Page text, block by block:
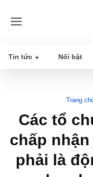
Tin tức Nổi bật
Trang
Các tổ
chấp
phải là